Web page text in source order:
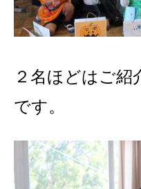
２名ほどはご紹
です。